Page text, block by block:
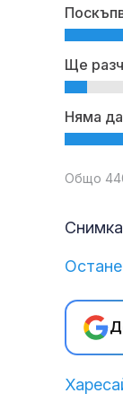
Ще
Няма
Общо